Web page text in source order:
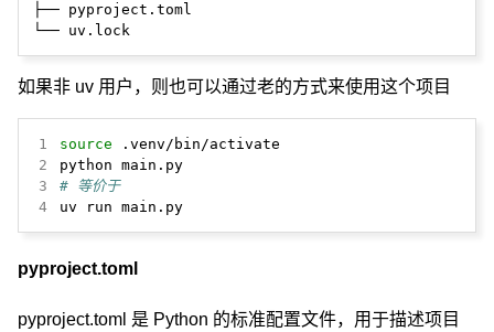
├── pyproject.toml
如果非 uv 用户，则也可以通过老的方式来使用这个项目
1 source
2
python main.py
3
# 等价于
4
uv run main.py
pyproject.toml
pyproject.toml 是 Python 的标准配置文件，用于描述项目